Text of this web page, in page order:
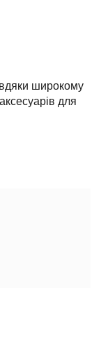
широкому
для